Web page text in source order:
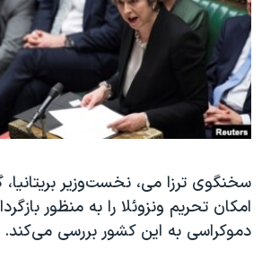
فرهنگ و زندگی
حقوق شهروندی
اقتصادی
علم و فناوری
گالری عکس
آرشیو پخش زنده
مستندها
انتخابات ریاست جمهوری آمریکا ۲۰۲۴
حمله جمهوری اسلامی به اسرائیل
رمز مهسا
اعتراضات زن، زندگی، آزادی
مجموعه مستندهای دادخواهی
تریبونال مردمی آبان ۹۸
دنبال کنید
زبانهای مختلف
سخنگوی ترزا می، نخست‌وزیر
امکان تحریم ونزوئلا را به منظور
دموکراسی به این کشور بررسی می‌کند.